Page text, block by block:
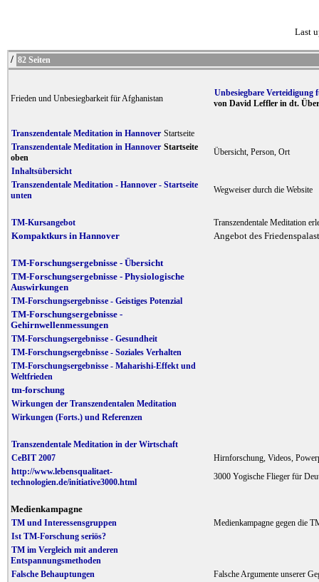
Last
/ 82
Frieden und Unbesiegbarkeit für Afghanistan
Unbesiegbare
von David Leffler in dt.
Transzendentale Meditation in Hannover Startseite
Transzendentale Meditation in Hannover Startseite
oben
Übersicht, Person, Ort
Inhaltsübersicht
Transzendentale Meditation - Hannover - Startseite
unten
Wegweiser durch die Website
TM-Kursangebot
Transzendentale Meditation
Kompaktkurs in Hannover
Angebot des
TM-Forschungsergebnisse - Übersicht
TM-Forschungsergebnisse - Physiologische
Auswirkungen
TM-Forschungsergebnisse - Geistiges Potenzial
TM-Forschungsergebnisse -
Gehirnwellenmessungen
TM-Forschungsergebnisse - Gesundheit
TM-Forschungsergebnisse - Soziales Verhalten
TM-Forschungsergebnisse - Maharishi-Effekt und
Weltfrieden
tm-forschung
Wirkungen der Transzendentalen Meditation
Wirkungen (Forts.) und Referenzen
Transzendentale Meditation in der Wirtschaft
CeBIT 2007
Hirnforschung, Videos,
http://www.lebensqualitaet-
technologien.de/initiative3000.html
3000 Yogische Flieger für
Medienkampagne
TM und Interessensgruppen
Medienkampagne gegen die
Ist TM-Forschung seriös?
TM im Vergleich mit anderen
Entspannungsmethoden
Falsche Behauptungen
Falsche Argumente unserer